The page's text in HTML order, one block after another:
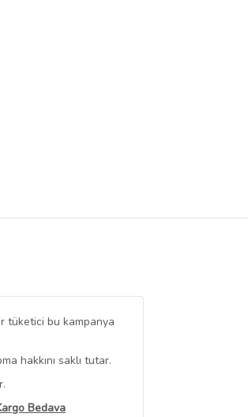
tüketici bu kampanya
hakkını saklı tutar.
Bedava